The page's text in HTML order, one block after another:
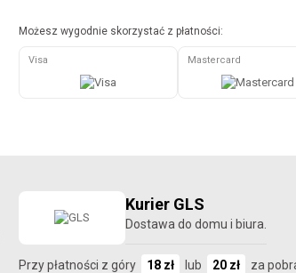
Możesz wygodnie skorzystać z płatności:
Visa Mastercard
Kurier GLS
Dostawa do domu i biura.
Przy płatności z góry 18 zł lub 20 zł za